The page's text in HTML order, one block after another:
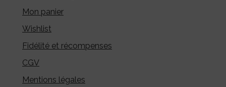
Mon panier
Wishlist
Fidélité et récompenses
CGV
Mentions légales